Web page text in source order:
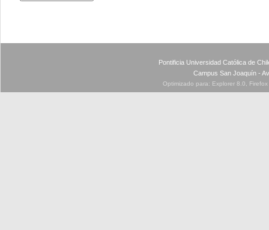
Pontificia Universidad Católica de
Campus San Joaquín -
Optimizado para: Explorer 8.0,